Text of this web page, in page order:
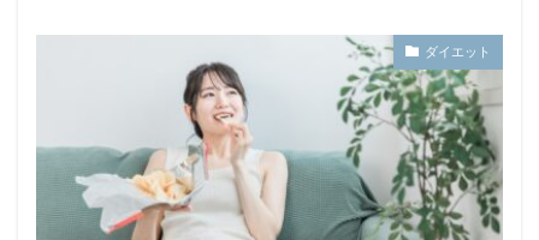
ダイエット